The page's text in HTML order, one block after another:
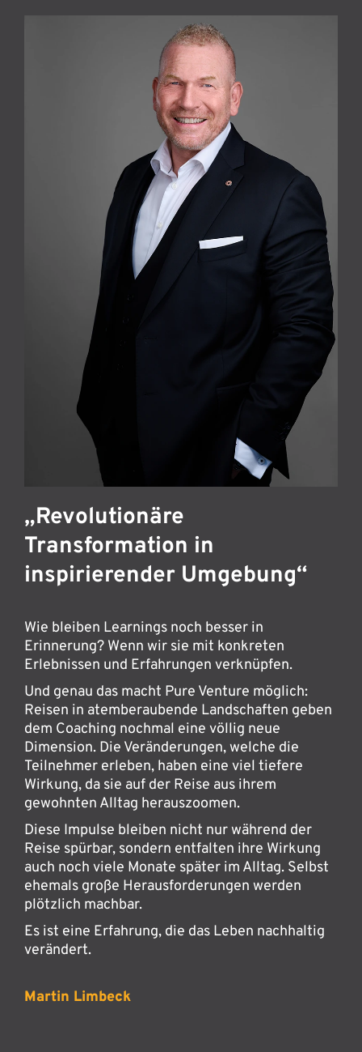
„Revolutionäre
Transformation in
inspirierender Umgebung“
Wie bleiben Learnings noch besser in
Erinnerung? Wenn wir sie mit konkreten
Erlebnissen und Erfahrungen verknüpfen.
Und genau das macht Pure Venture möglich:
Reisen in atemberaubende Landschaften geben
dem Coaching nochmal eine völlig neue
Dimension. Die Veränderungen, welche die
Teilnehmer erleben, haben eine viel tiefere
Wirkung, da sie auf der Reise aus ihrem
gewohnten Alltag herauszoomen.
Diese Impulse bleiben nicht nur während der
Reise spürbar, sondern entfalten ihre Wirkung
auch noch viele Monate später im Alltag. Selbst
ehemals große Herausforderungen werden
plötzlich machbar.
Es ist eine Erfahrung, die das Leben nachhaltig
verändert.
Martin Limbeck